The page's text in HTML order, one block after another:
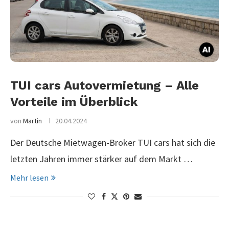
TUI cars Autovermietung – Alle
Vorteile im Überblick
von Martin 20.04.2024
Der Deutsche Mietwagen-Broker TUI cars hat sich die
letzten Jahren immer stärker auf dem Markt …
Mehr lesen